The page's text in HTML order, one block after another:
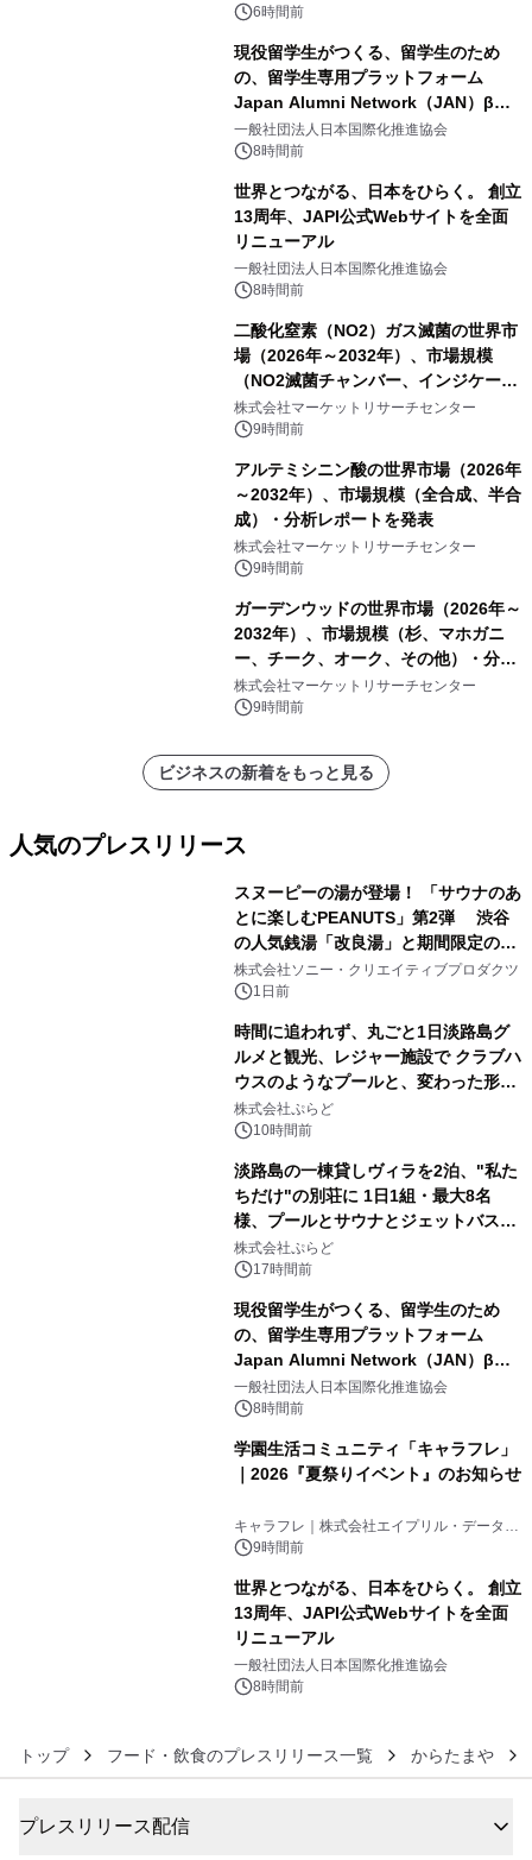
6時間前
現役留学生がつくる、留学生のため
の、留学生専用プラットフォーム
Japan Alumni Network（JAN）β版
をリリース
一般社団法人日本国際化推進協会
8時間前
世界とつながる、日本をひらく。 創立
13周年、JAPI公式Webサイトを全面
リニューアル
一般社団法人日本国際化推進協会
8時間前
二酸化窒素（NO2）ガス滅菌の世界市
場（2026年～2032年）、市場規模
（NO2滅菌チャンバー、インジケータ
ーおよびモニタリングシステム、その
他）・分析レポートを発表
株式会社マーケットリサーチセンター
9時間前
アルテミシニン酸の世界市場（2026年
～2032年）、市場規模（全合成、半合
成）・分析レポートを発表
株式会社マーケットリサーチセンター
9時間前
ガーデンウッドの世界市場（2026年～
2032年）、市場規模（杉、マホガニ
ー、チーク、オーク、その他）・分析
レポートを発表
株式会社マーケットリサーチセンター
9時間前
ビジネスの新着をもっと見る
人気のプレスリリース
スヌーピーの湯が登場！ 「サウナのあ
とに楽しむPEANUTS」第2弾 渋谷
の人気銭湯「改良湯」と期間限定のコ
ラボレーション サウナイキタイコラ
ボグッズも発売決定！
株式会社ソニー・クリエイティブプロダクツ
1日前
時間に追われず、丸ごと1日淡路島グ
ルメと観光、レジャー施設で クラブハ
ウスのようなプールと、変わった形の
サウナも 「THE BOXY AWAJI」のお
得な素泊まり連泊プランで
株式会社ぷらど
10時間前
淡路島の一棟貸しヴィラを2泊、"私た
ちだけ"の別荘に 1日1組・最大8名
様、プールとサウナとジェットバス付
きで Villa Mon Temps AWAJIの連泊
素泊りプラン
株式会社ぷらど
17時間前
現役留学生がつくる、留学生のため
の、留学生専用プラットフォーム
Japan Alumni Network（JAN）β版
をリリース
一般社団法人日本国際化推進協会
8時間前
学園生活コミュニティ「キャラフレ」
｜2026『夏祭りイベント』のお知らせ
キャラフレ｜株式会社エイプリル・データ・
デザインズ
9時間前
世界とつながる、日本をひらく。 創立
13周年、JAPI公式Webサイトを全面
リニューアル
一般社団法人日本国際化推進協会
8時間前
トップ フード・飲食のプレスリリース一覧 からたまや
プレスリリース配信